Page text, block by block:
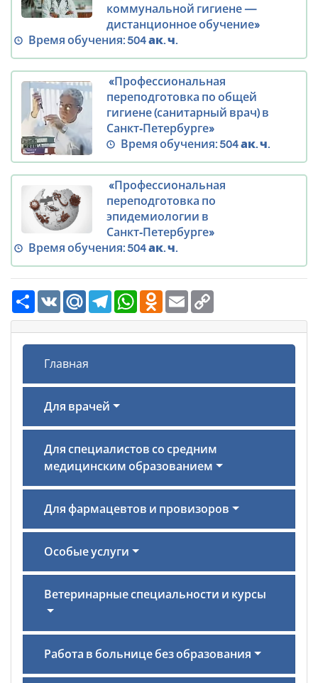
коммунальной гигиене —
дистанционное обучение»
Время обучения:504 ак. ч.
«Профессиональная
переподготовка по общей
гигиене (санитарный врач) в
Санкт‑Петербурге»
Время обучения:504 ак. ч.
«Профессиональная
переподготовка по
эпидемиологии в
Санкт‑Петербурге»
Время обучения:504 ак. ч.
РесурсVK Mail.Ru TelegramWhatsAppOdnoklassniki
Email
Главная
Для врачей
Для специалистов со средним
медицинским образованием
Для фармацевтов и провизоров
Особые услуги
Ветеринарные специальности и курсы
Работа в больнице без образования